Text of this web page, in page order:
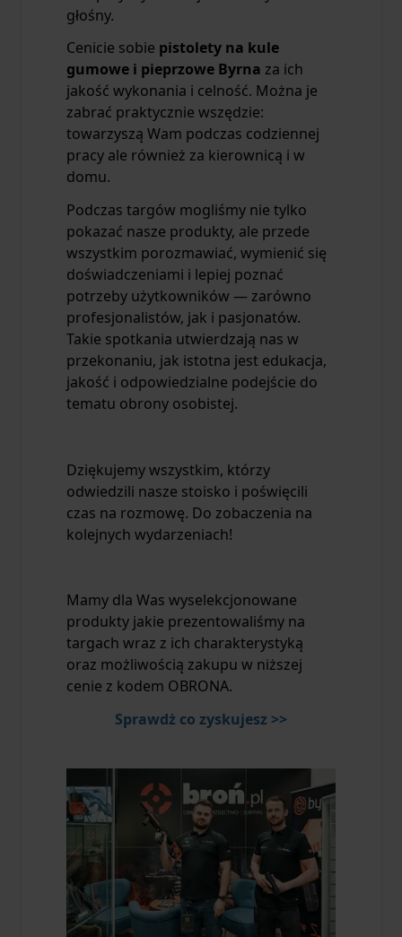
głośny.
Cenicie sobie pistolety na kule
gumowe i pieprzowe Byrna za ich
jakość wykonania i celność. Można je
zabrać praktycznie wszędzie:
towarzyszą Wam podczas codziennej
pracy ale również za kierownicą i w
domu.
Podczas targów mogliśmy nie tylko
pokazać nasze produkty, ale przede
wszystkim porozmawiać, wymienić się
doświadczeniami i lepiej poznać
potrzeby użytkowników — zarówno
profesjonalistów, jak i pasjonatów.
Takie spotkania utwierdzają nas w
przekonaniu, jak istotna jest edukacja,
jakość i odpowiedzialne podejście do
tematu obrony osobistej.
Dziękujemy wszystkim, którzy
odwiedzili nasze stoisko i poświęcili
czas na rozmowę. Do zobaczenia na
kolejnych wydarzeniach!
Mamy dla Was wyselekcjonowane
produkty jakie prezentowaliśmy na
targach wraz z ich charakterystyką
oraz możliwością zakupu w niższej
cenie z kodem OBRONA.
Sprawdż co zyskujesz >>